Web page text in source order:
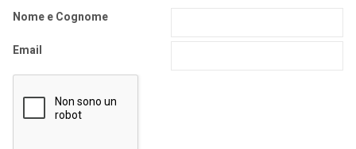
Nome e Cognome
Email